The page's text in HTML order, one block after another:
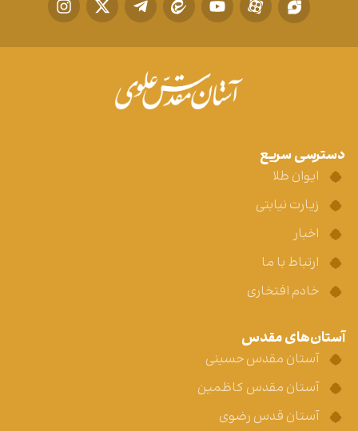
دسترسی سریع
ایوان طلا
زیارت نیابتی
اخبار
ارتباط با ما
خادم افتخاری
آستان‌های مقدس
آستان مقدس حسینی
آستان مقدس کاظمین
آستان قدس رضوی